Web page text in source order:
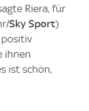
Riera, für
Sky Sport)
ihnen
ist schön,